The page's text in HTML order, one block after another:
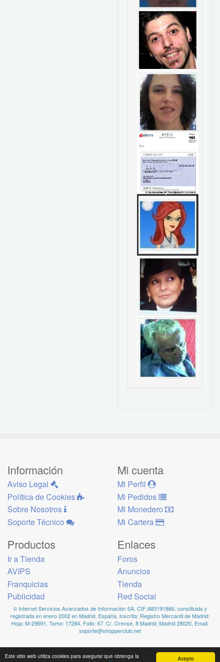
Acepto
Este sitio web utiliza cookies para asegurar que obtenga la
Información
Aviso Legal
Política de Cookies
Sobre Nosotros
Soporte Técnico
Mi cuenta
Mi Perfil
Mi Pedidos
Mi Monedero
Mi Cartera
Productos
Ir a Tienda
AVIPS
Franquicias
Publicidad
Enlaces
Foros
Anuncios
Tienda
Red Social
© Internet Servicios Avanzados de Información SA, CIF:A83191866, constituida y
registrada en enero 2002 en Madrid, España, Inscrita: Registro Mercantil de Madrid:
Hoja: M-29691, Tomo: 17284, Folio: 67. C/. Orense, 8 Madrid, Madrid 28020, Email:
soporte@shopperclub.net